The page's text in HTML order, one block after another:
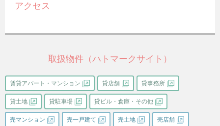
アクセス
取扱物件（ハトマークサイト）
賃貸アパート・マンション 貸店舗 貸事務所
貸土地 貸駐車場 貸ビル・倉庫・その他
売マンション 売一戸建て 売土地 売店舗